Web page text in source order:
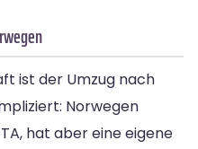
ist der Umzug nach
Norwegen
hat aber eine eigene